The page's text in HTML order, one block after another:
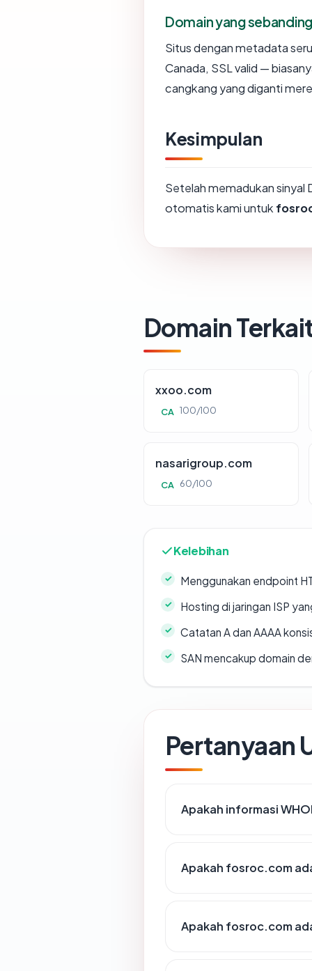
Domain yang
Situs dengan metadata
Canada, SSL valid —
cangkang yang diganti
Kesimpulan
Setelah memadukan sinyal
otomatis kami untuk
Domain
xxoo.com
CA 100/100
nasarigroup.com
CA 60/100
Kelebihan
Menggunakan endpoint
Hosting di jaringan ISP
Catatan A dan AAAA
SAN mencakup domain
Pertanyaan
Apakah informasi
Apakah fosroc.com
Apakah fosroc.com